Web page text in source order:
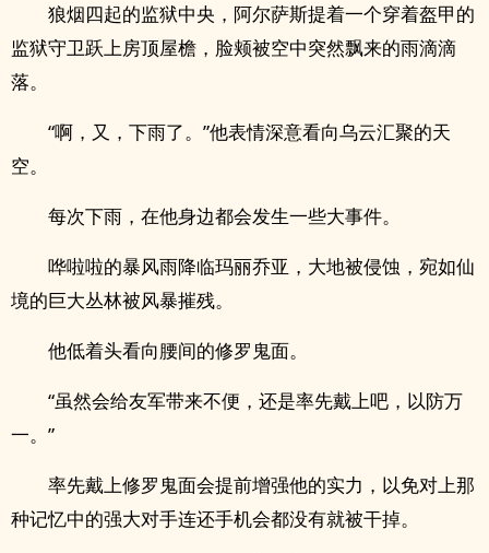
狼烟四起的监狱中央，阿尔萨斯提着一个穿着盔甲的
监狱守卫跃上房顶屋檐，脸颊被空中突然飘来的雨滴滴
落。
“啊，又，下雨了。”他表情深意看向乌云汇聚的天
空。
每次下雨，在他身边都会发生一些大事件。
哗啦啦的暴风雨降临玛丽乔亚，大地被侵蚀，宛如仙
境的巨大丛林被风暴摧残。
他低着头看向腰间的修罗鬼面。
“虽然会给友军带来不便，还是率先戴上吧，以防万
一。”
率先戴上修罗鬼面会提前增强他的实力，以免对上那
种记忆中的强大对手连还手机会都没有就­被‎‌­干​‌掉。